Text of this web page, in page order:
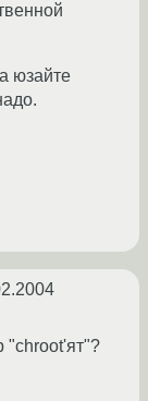
юзайте
"chroot'ят"?